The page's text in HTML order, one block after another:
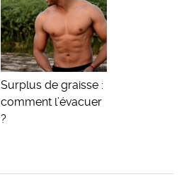
Surplus de graisse :
comment l’évacuer
?